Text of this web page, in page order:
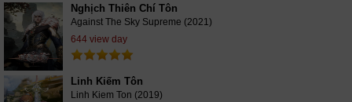
Nghịch Thiên Chí Tôn
Against The Sky Supreme (2021)
644 view day
Linh Kiếm Tôn
Linh Kiem Ton (2019)